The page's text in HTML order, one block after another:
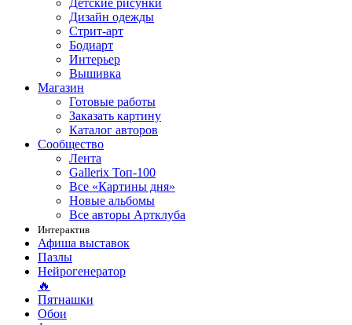
Детские рисунки
Дизайн одежды
Стрит-арт
Бодиарт
Интерьер
Вышивка
Магазин
Готовые работы
Заказать картину
Каталог авторов
Сообщество
Лента
Gallerix Топ-100
Все «Картины дня»
Новые альбомы
Все авторы Артклуба
Интерактив
Афиша выставок
Пазлы
Нейрогенератор
🔥
Пятнашки
Обои